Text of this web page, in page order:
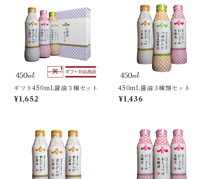
ギフト450mL醤油３種セット
¥1,652
450mL醤油３種類セット
¥1,436